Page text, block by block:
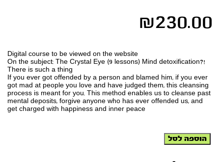
₪230.00
Digital course to be viewed on the website
!On the subject: The Crystal Eye (9 lessons) Mind detoxification?
There is such a thing
If you ever got offended by a person and blamed him, if you ever
got mad at people you love and have judged them, this cleansing
process is meant for you. This method enables us to cleanse past
mental deposits, forgive anyone who has ever offended us, and
get charged with happiness and inner peace
כמות
של
הוספה לסל